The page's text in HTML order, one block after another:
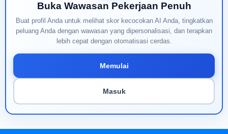
Buka Wawasan Pekerjaan Penuh
Buat profil Anda untuk melihat skor kecocokan AI Anda, tingkatkan
peluang Anda dengan wawasan yang dipersonalisasi, dan terapkan
lebih cepat dengan otomatisasi cerdas.
Memulai
Masuk